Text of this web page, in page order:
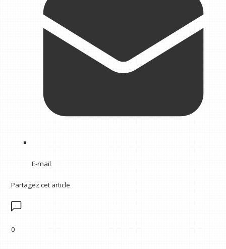
E-mail
Partagez cet article
0